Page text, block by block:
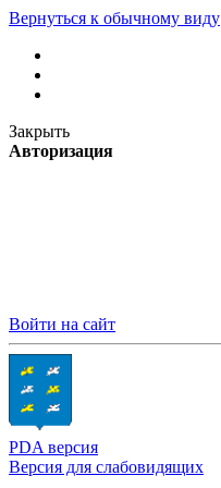
Вернуться к обычному виду
Закрыть
Авторизация
Войти на сайт
PDA версия
Версия для слабовидящих